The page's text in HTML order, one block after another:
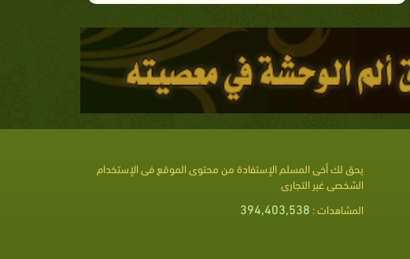
يحق لك أخى المسلم الإستفادة من محتوى الموقع فى الإستخدام
الشخصى غير التجارى
المشاهدات : 394,403,538